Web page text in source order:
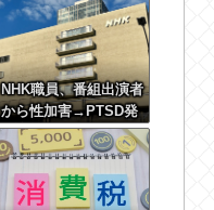
NHK職員、番組出演者
から性加害→PTSD発
症…訴えても放置され
ていた模様